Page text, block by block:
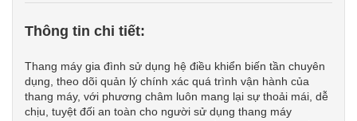
Thông tin chi tiết:
Thang máy gia đình sử dụng hệ điều khiển biến tần chuyên
dụng, theo dõi quản lý chính xác quá trình vận hành của
thang máy, với phương châm luôn mang lại sự thoải mái, dễ
chịu, tuyệt đối an toàn cho người sử dụng thang máy